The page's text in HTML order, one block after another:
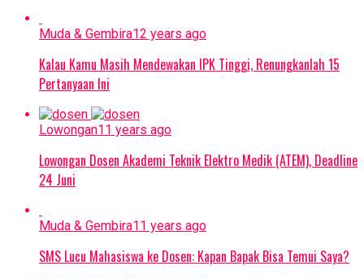
Muda & Gembira12 years ago
Kalau Kamu Masih Mendewakan IPK Tinggi, Renungkanlah 15
Pertanyaan Ini
Lowongan11 years ago
Lowongan Dosen Akademi Teknik Elektro Medik (ATEM), Deadline
24 Juni
Muda & Gembira11 years ago
SMS Lucu Mahasiswa ke Dosen: Kapan Bapak Bisa Temui Saya?